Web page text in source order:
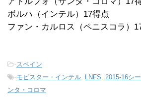
ボルハ（インテル）17得点
ファン・カルロス（ペニスコラ）
-スペイン
-モビスター・インテル LNFS 2015-16シ
ンタ・コロマ